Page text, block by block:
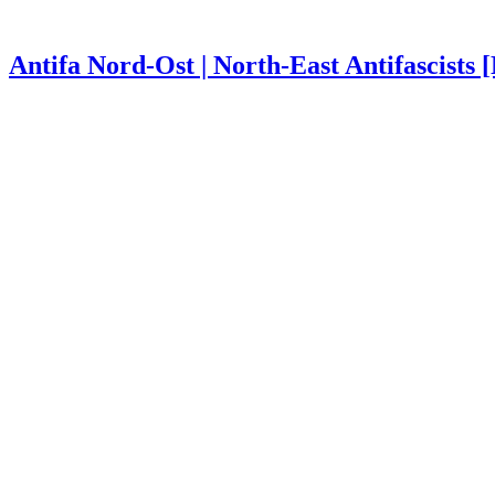
Antifa Nord-Ost | North-East Antifascists